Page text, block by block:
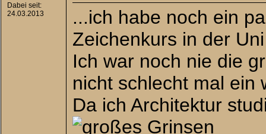
Dabei seit:
24.03.2013
...ich habe noch ein
Zeichenkurs in der
Ich war noch nie die
nicht schlecht mal ein
Da ich Architektur